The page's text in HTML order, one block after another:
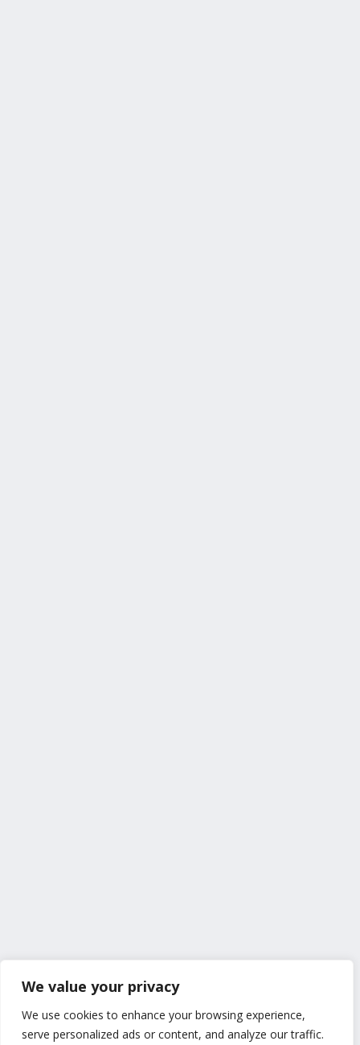
We value your privacy
We use cookies to enhance your browsing experience,
serve personalized ads or content, and analyze our traffic.